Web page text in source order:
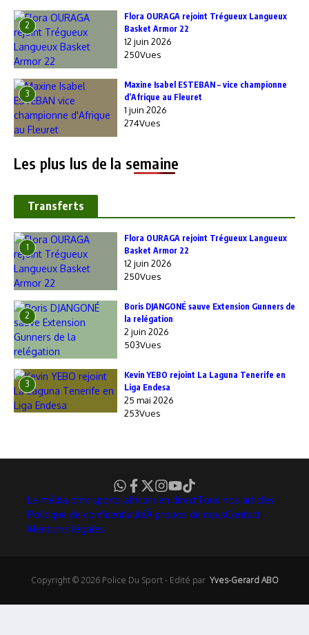
2
Flora OURAGA rejoint Trégueux Langueux
Basket Armor 22
12 juin 2026
250Vues
3
Maxine Isabel ESTEBAN – vice championne
d’Afrique au Fleuret
1 juin 2026
274Vues
Les plus lus de la semaine
Transferts
1
Flora OURAGA rejoint Trégueux Langueux
Basket Armor 22
12 juin 2026
250Vues
2
Boris DJANGONÉ sauve Extension Gunners de
la relégation
2 juin 2026
503Vues
3
Kevin YEBO rejoint La Laguna Tenerife en
Liga Endesa
25 mai 2026
253Vues
Le média omnisports africain en directTous nos articles
Politique de confidentialitéÀ propos de nousContact
Mentions légales
Copyright © 2026 Police Du Sport - Edité par Yves-Gerard ABO